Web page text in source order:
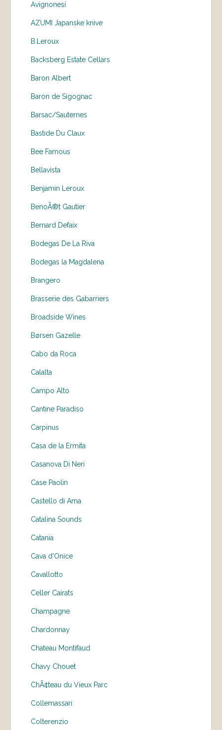
Avignonesi
AZUMI Japanske knive
B.Leroux
Backsberg Estate Cellars
Baron Albert
Baron de Sigognac
Barsac/Sauternes
Bastide Du Claux
Bee Famous
Bellavista
Benjamin Leroux
BenoÃ®t Gautier
Bernard Defaix
Bodegas De La Riva
Bodegas la Magdalena
Brangero
Brasserie des Gabarriers
Broadside Wines
Børsen Gazelle
Cabo da Roca
Calalta
Campo Alto
Cantine Paradiso
Carpinus
Casa de la Ermita
Casanova Di Neri
Case Paolin
Castello di Ama
Catalina Sounds
Catania
Cava d'Onice
Cavallotto
Celler Cairats
Champagne
Chardonnay
Chateau Montifaud
Chavy Chouet
ChÃ¢teau du Vieux Parc
Collemassari
Colterenzio